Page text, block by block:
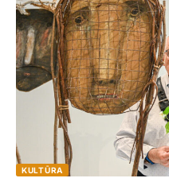
KULTŪRA